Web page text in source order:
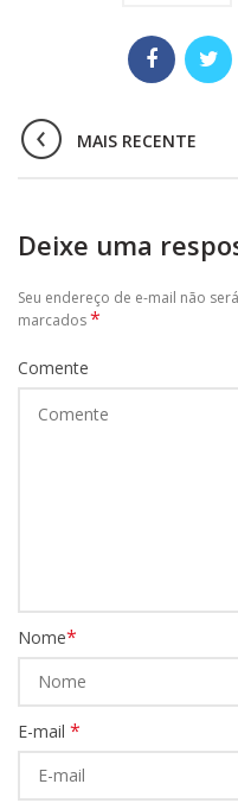
MAIS RECENTE
Deixe uma
Seu endereço de e-mail não
marcados*
Comente
Nome*
E-mail *